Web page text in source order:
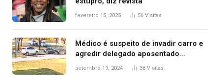
fevereiro 15, 2025 56 Visitas
Médico é suspeito de invadir carro e
agredir delegado aposentado
durante confusão no trânsito
setembro 19, 2024 38 Visitas